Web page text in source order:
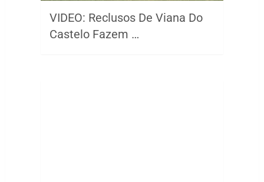
VIDEO: Reclusos De Viana Do
Castelo Fazem …